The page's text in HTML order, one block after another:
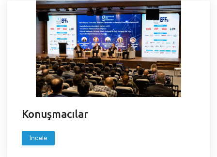
Konuşmacılar
İncele